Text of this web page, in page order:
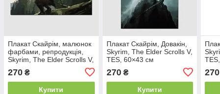
Плакат Скайрім, малюнок
фарбами, репродукція,
Skyrim, The Elder Scrolls V,
270 ₴
Купити
Плакат Скайрім, Довакін,
Skyrim, The Elder Scrolls V,
TES, 60×43 см
270₴
Купити
270